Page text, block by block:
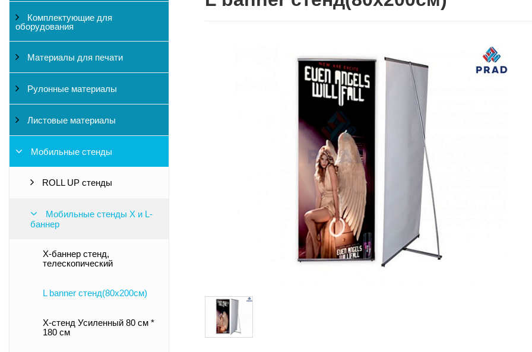
Комплектующие для
оборудования
Материалы для печати
Рулонные материалы
Листовые материалы
Мобильные стенды
ROLL UP стенды
Мобильные стенды X и L-
баннер
Х-баннер стенд,
телескопический
L banner стенд(80х200см)
X-стенд Усиленный 80 см *
180 см